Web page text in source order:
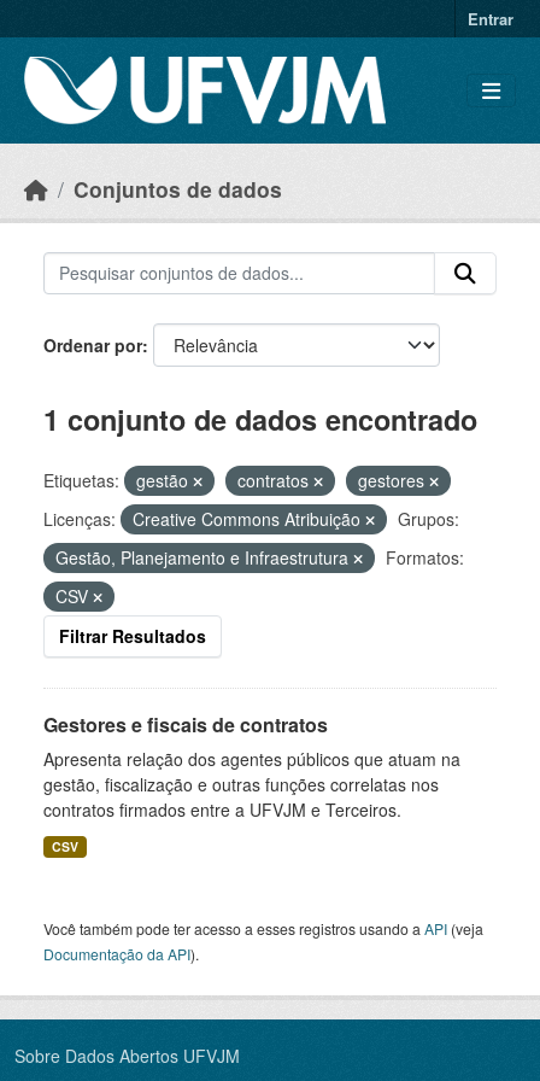
Entrar
Conjuntos de dados
Ordenar por
1 conjunto de dados encontrado
Etiquetas: gestão contratos
gestores
Licenças:
Creative Commons Atribuição
Grupos:
Gestão, Planejamento e Infraestrutura
Formatos:
CSV
Filtrar Resultados
Gestores e fiscais de contratos
Apresenta relação dos agentes públicos que atuam na
gestão, fiscalização e outras funções correlatas nos
contratos firmados entre a UFVJM e Terceiros.
CSV
Você também pode ter acesso a esses registros usando a API (veja
Documentação da API).
Sobre Dados Abertos UFVJM